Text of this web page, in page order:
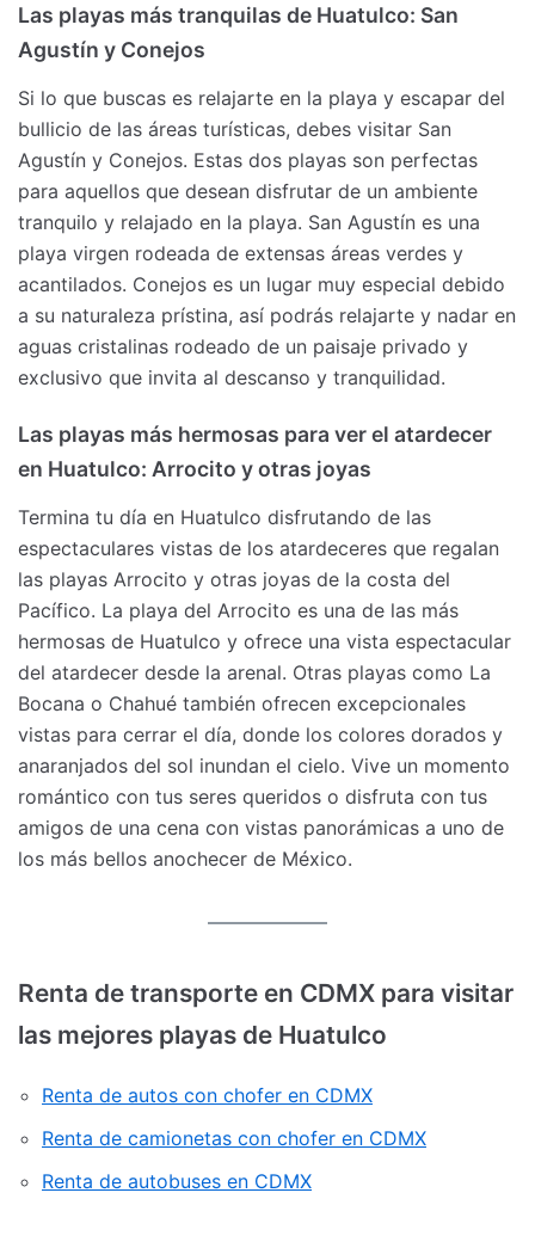
Las playas más tranquilas de Huatulco: San
Agustín y Conejos
Si lo que buscas es relajarte en la playa y escapar del
bullicio de las áreas turísticas, debes visitar San
Agustín y Conejos. Estas dos playas son perfectas
para aquellos que desean disfrutar de un ambiente
tranquilo y relajado en la playa. San Agustín es una
playa virgen rodeada de extensas áreas verdes y
acantilados. Conejos es un lugar muy especial debido
a su naturaleza prístina, así podrás relajarte y nadar en
aguas cristalinas rodeado de un paisaje privado y
exclusivo que invita al descanso y tranquilidad.
Las playas más hermosas para ver el atardecer
en Huatulco: Arrocito y otras joyas
Termina tu día en Huatulco disfrutando de las
espectaculares vistas de los atardeceres que regalan
las playas Arrocito y otras joyas de la costa del
Pacífico. La playa del Arrocito es una de las más
hermosas de Huatulco y ofrece una vista espectacular
del atardecer desde la arenal. Otras playas como La
Bocana o Chahué también ofrecen excepcionales
vistas para cerrar el día, donde los colores dorados y
anaranjados del sol inundan el cielo. Vive un momento
romántico con tus seres queridos o disfruta con tus
amigos de una cena con vistas panorámicas a uno de
los más bellos anochecer de México.
Renta de transporte en CDMX para visitar
las mejores playas de Huatulco
Renta de autos con chofer en CDMX
Renta de camionetas con chofer en CDMX
Renta de autobuses en CDMX